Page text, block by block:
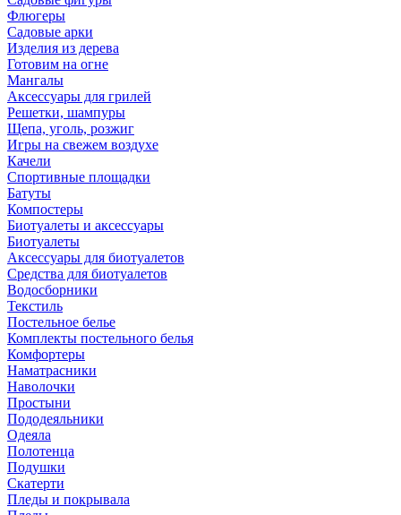
Флюгеры
Садовые арки
Изделия из дерева
Готовим на огне
Мангалы
Аксессуары для грилей
Решетки, шампуры
Щепа, уголь, розжиг
Игры на свежем воздухе
Качели
Спортивные площадки
Батуты
Компостеры
Биотуалеты и аксессуары
Биотуалеты
Аксессуары для биотуалетов
Средства для биотуалетов
Водосборники
Текстиль
Постельное белье
Комплекты постельного белья
Комфортеры
Наматрасники
Наволочки
Простыни
Пододеяльники
Одеяла
Полотенца
Подушки
Скатерти
Пледы и покрывала